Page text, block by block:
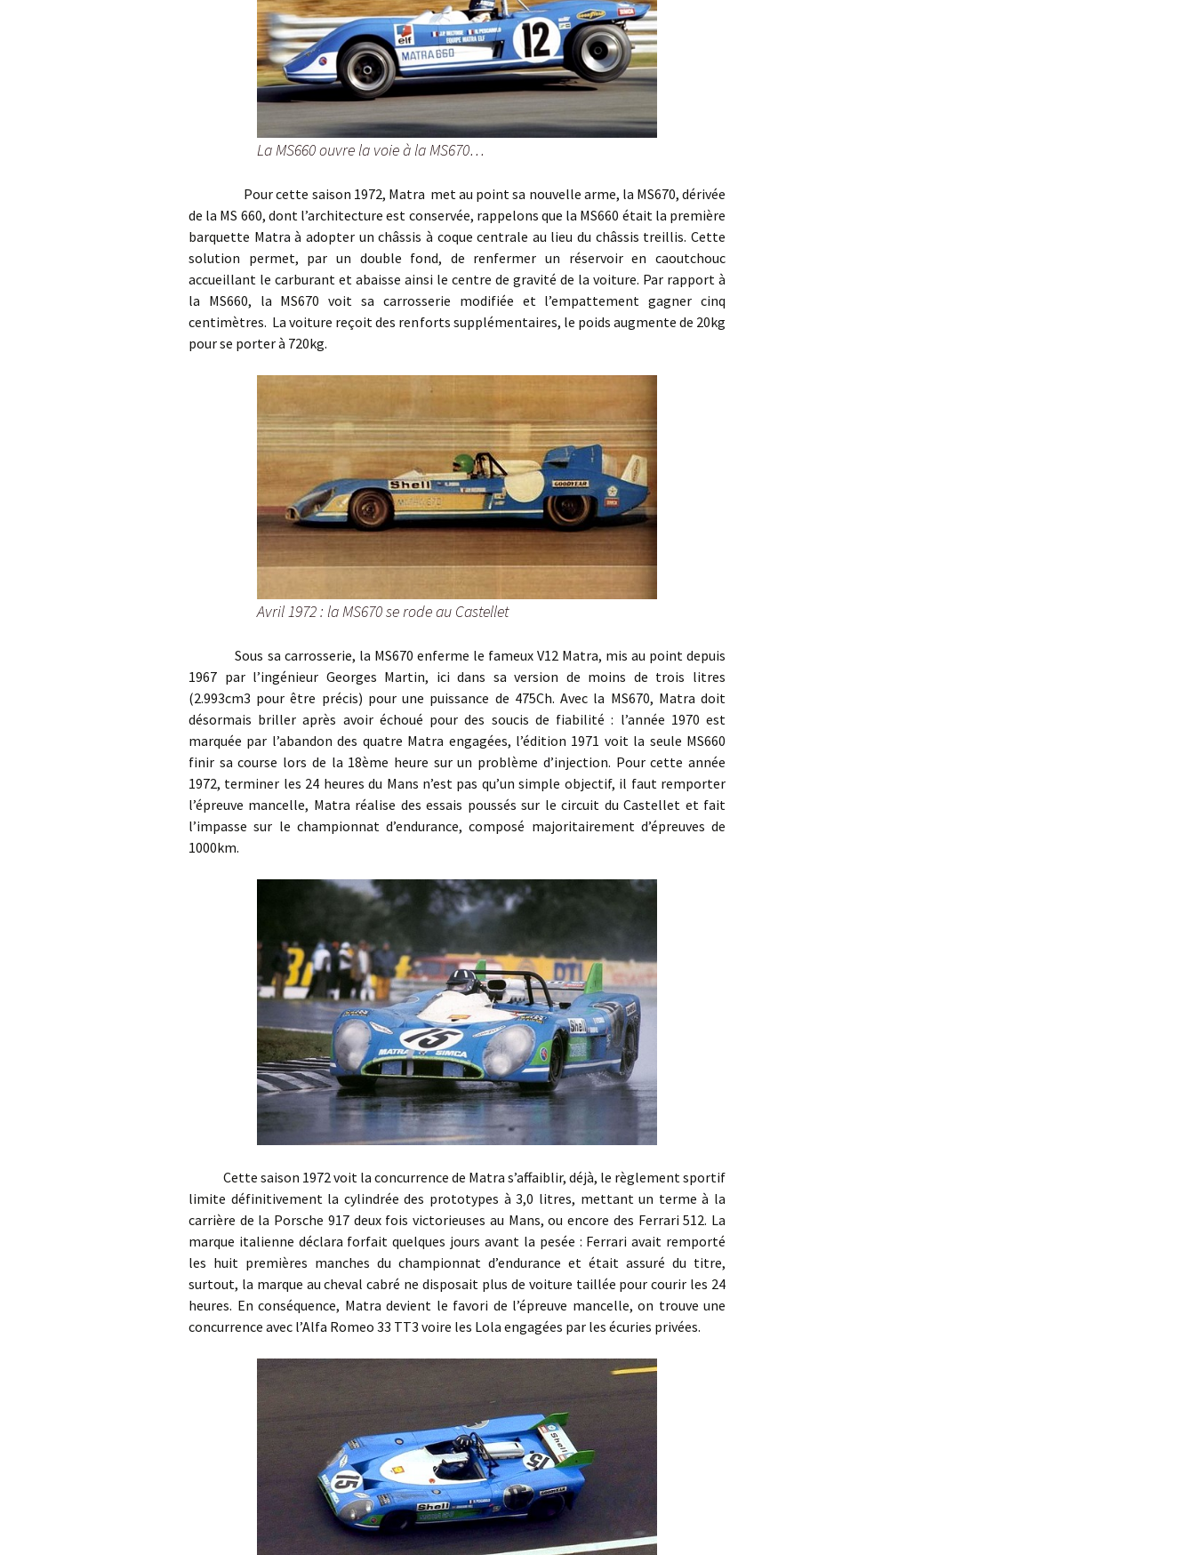
La MS660 ouvre la voie à la MS670…
Pour cette saison 1972, Matra met au point sa nouvelle arme, la MS670, dérivée
de la MS 660, dont l’architecture est conservée, rappelons que la MS660 était la première
barquette Matra à adopter un châssis à coque centrale au lieu du châssis treillis. Cette
solution permet, par un double fond, de renfermer un réservoir en caoutchouc
accueillant le carburant et abaisse ainsi le centre de gravité de la voiture. Par rapport à
la MS660, la MS670 voit sa carrosserie modifiée et l’empattement gagner cinq
centimètres. La voiture reçoit des renforts supplémentaires, le poids augmente de 20kg
pour se porter à 720kg.
Avril 1972 : la MS670 se rode au Castellet
Sous sa carrosserie, la MS670 enferme le fameux V12 Matra, mis au point depuis
1967 par l’ingénieur Georges Martin, ici dans sa version de moins de trois litres
(2.993cm3 pour être précis) pour une puissance de 475Ch. Avec la MS670, Matra doit
désormais briller après avoir échoué pour des soucis de fiabilité : l’année 1970 est
marquée par l’abandon des quatre Matra engagées, l’édition 1971 voit la seule MS660
finir sa course lors de la 18ème heure sur un problème d’injection. Pour cette année
1972, terminer les 24 heures du Mans n’est pas qu’un simple objectif, il faut remporter
l’épreuve mancelle, Matra réalise des essais poussés sur le circuit du Castellet et fait
l’impasse sur le championnat d’endurance, composé majoritairement d’épreuves de
1000km.
Cette saison 1972 voit la concurrence de Matra s’affaiblir, déjà, le règlement sportif
limite définitivement la cylindrée des prototypes à 3,0 litres, mettant un terme à la
carrière de la Porsche 917 deux fois victorieuses au Mans, ou encore des Ferrari 512. La
marque italienne déclara forfait quelques jours avant la pesée : Ferrari avait remporté
les huit premières manches du championnat d’endurance et était assuré du titre,
surtout, la marque au cheval cabré ne disposait plus de voiture taillée pour courir les 24
heures. En conséquence, Matra devient le favori de l’épreuve mancelle, on trouve une
concurrence avec l’Alfa Romeo 33 TT3 voire les Lola engagées par les écuries privées.